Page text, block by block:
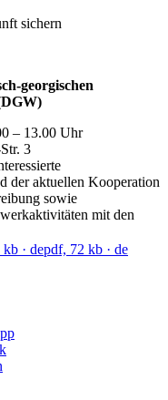
sichern
georgischen
– 13.00 Uhr
3
der aktuellen Kooperation
sowie
mit den
· depdf, 72 kb · de